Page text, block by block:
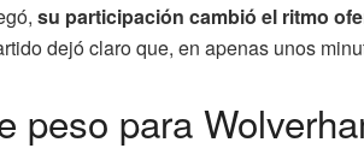
su participación cambió el ritmo
dejó claro que, en apenas unos
peso para